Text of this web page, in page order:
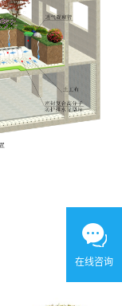
在线咨询